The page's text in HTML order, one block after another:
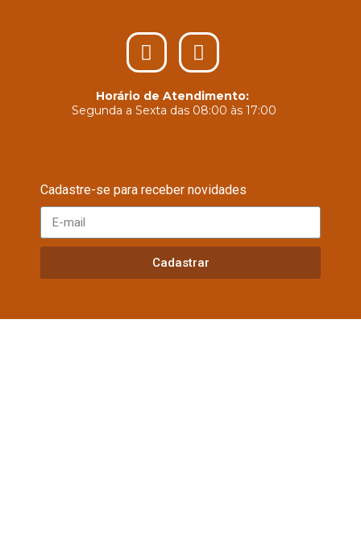
Horário de Atendimento:
Segunda a Sexta das 08:00 às 17:00
Cadastre-se para receber novidades
Cadastrar